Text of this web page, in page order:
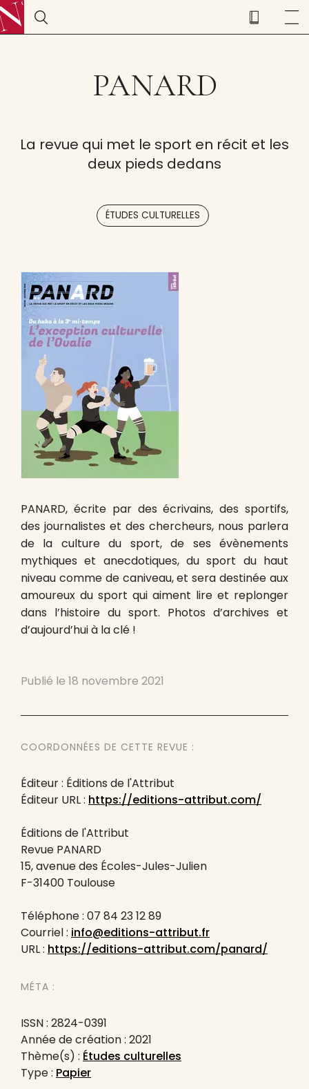
PANARD
La revue qui met le sport en récit et les
deux pieds dedans
ÉTUDES CULTURELLES
PANARD, écrite par des écrivains, des sportifs,
des journalistes et des chercheurs, nous parlera
de la culture du sport, de ses évènements
mythiques et anecdotiques, du sport du haut
niveau comme de caniveau, et sera destinée aux
amoureux du sport qui aiment lire et replonger
dans l’histoire du sport. Photos d’archives et
d’aujourd’hui à la clé !
Publié le 18 novembre 2021
COORDONNÉES DE CETTE REVUE :
Éditeur : Éditions de l'Attribut
Éditeur URL : https://editions-attribut.com/
Éditions de l'Attribut
Revue PANARD
15, avenue des Écoles-Jules-Julien
F-31400 Toulouse
Téléphone : 07 84 23 12 89
Courriel : info@editions-attribut.fr
URL : https://editions-attribut.com/panard/
MÉTA :
ISSN : 2824-0391
Année de création : 2021
Thème(s) : Études culturelles
Type : Papier